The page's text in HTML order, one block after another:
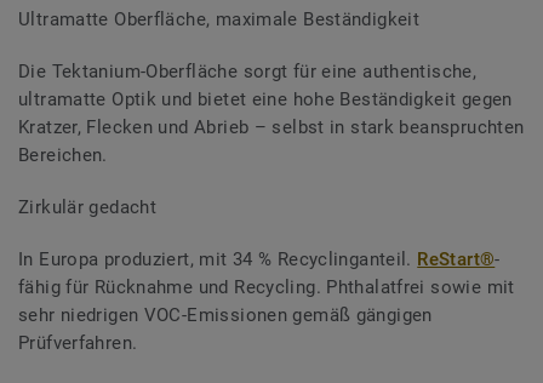
Ultramatte Oberfläche, maximale Beständigkeit
Die Tektanium-Oberfläche sorgt für eine authentische,
ultramatte Optik und bietet eine hohe Beständigkeit gegen
Kratzer, Flecken und Abrieb – selbst in stark beanspruchten
Bereichen.
Zirkulär gedacht
In Europa produziert, mit 34 % Recyclinganteil. ReStart®-
fähig für Rücknahme und Recycling. Phthalatfrei sowie mit
sehr niedrigen VOC-Emissionen gemäß gängigen
Prüfverfahren.